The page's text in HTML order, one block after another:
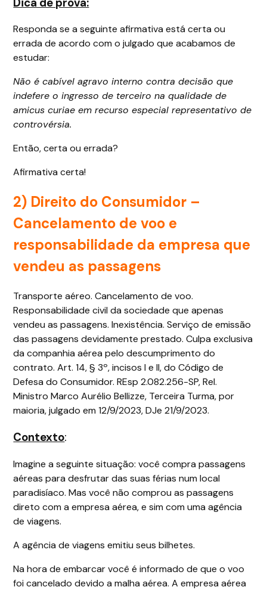
Responda se a seguinte afirmativa está certa ou
errada de acordo com o julgado que acabamos de
estudar:
Não é cabível agravo interno contra decisão que
indefere o ingresso de terceiro na qualidade de
amicus curiae em recurso especial representativo de
controvérsia.
Então, certa ou errada?
Afirmativa certa!
2) Direito do Consumidor –
Cancelamento de voo e
responsabilidade da empresa que
vendeu as passagens
Transporte aéreo. Cancelamento de voo.
Responsabilidade civil da sociedade que apenas
vendeu as passagens. Inexistência. Serviço de emissão
das passagens devidamente prestado. Culpa exclusiva
da companhia aérea pelo descumprimento do
contrato. Art. 14, § 3º, incisos I e II, do Código de
Defesa do Consumidor. REsp 2.082.256-SP, Rel.
Ministro Marco Aurélio Bellizze, Terceira Turma, por
maioria, julgado em 12/9/2023, DJe 21/9/2023.
Contexto:
Imagine a seguinte situação: você compra passagens
aéreas para desfrutar das suas férias num local
paradisíaco. Mas você não comprou as passagens
direto com a empresa aérea, e sim com uma agência
de viagens.
A agência de viagens emitiu seus bilhetes.
Na hora de embarcar você é informado de que o voo
foi cancelado devido a malha aérea. A empresa aérea